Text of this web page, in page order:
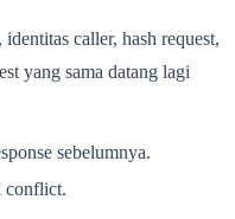
, identitas caller, hash request,
yang sama datang lagi
sebelumnya.
conflict.